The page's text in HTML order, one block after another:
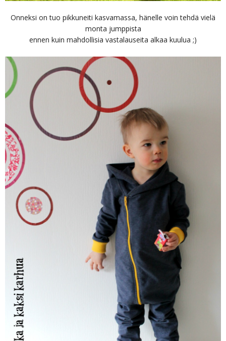
Onneksi on tuo pikkuneiti kasvamassa, hänelle voin tehdä vielä
monta jumppista
ennen kuin mahdollisia vastalauseita alkaa kuulua ;)